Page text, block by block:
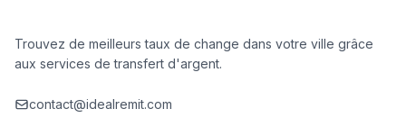
Trouvez de meilleurs taux de change dans votre ville grâce
aux services de transfert d'argent.
contact@idealremit.com